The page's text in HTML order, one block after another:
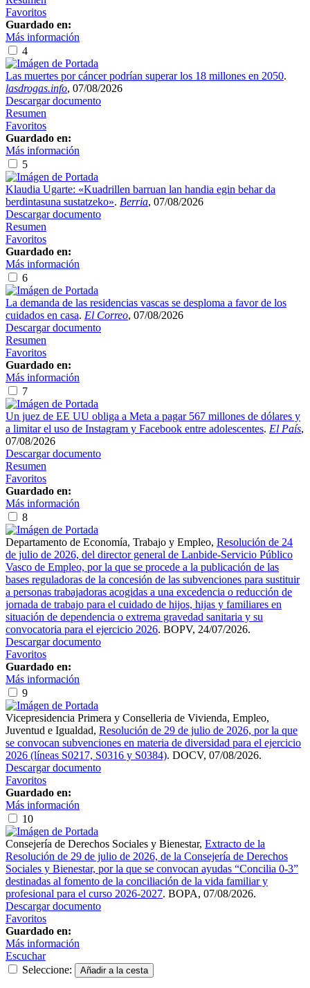
Favoritos
Guardado en:
Más información
4
Las muertes por cáncer podrían superar los 18 millones en 2050.
lasdrogas.info, 07/08/2026
Descargar documento
Resumen
Favoritos
Guardado en:
Más información
5
Klaudia Ugarte: «Kuadrillen barruan lan handia egin behar da
berdintasuna sustatzeko». Berria, 07/08/2026
Descargar documento
Resumen
Favoritos
Guardado en:
Más información
6
La demanda de las residencias vascas se desploma a favor de los
cuidados en casa. El Correo, 07/08/2026
Descargar documento
Resumen
Favoritos
Guardado en:
Más información
7
Un juez de EE UU obliga a Meta a pagar 567 millones de dólares y
a limitar el uso de Instagram y Facebook entre adolescentes. El País,
07/08/2026
Descargar documento
Resumen
Favoritos
Guardado en:
Más información
8
Departamento de Economía, Trabajo y Empleo, Resolución de 24
de julio de 2026, del director general de Lanbide-Servicio Público
Vasco de Empleo, por la que se procede a la publicación de las
bases reguladoras de la concesión de las subvenciones para sustituir
a personas trabajadoras acogidas a una excedencia o reducción de
jornada de trabajo para el cuidado de hijos, hijas y familiares en
situación de dependencia o extrema gravedad sanitaria y su
convocatoria para el ejercicio 2026. BOPV, 24/07/2026.
Descargar documento
Favoritos
Guardado en:
Más información
9
Vicepresidencia Primera y Conselleria de Vivienda, Empleo,
Juventud e Igualdad, Resolución de 29 de julio de 2026, por la que
se convocan subvenciones en materia de diversidad para el ejercicio
2026 (líneas S0217, S0316 y S0384). DOCV, 07/08/2026.
Descargar documento
Favoritos
Guardado en:
Más información
10
Consejería de Derechos Sociales y Bienestar, Extracto de la
Resolución de 29 de julio de 2026, de la Consejería de Derechos
Sociales y Bienestar, por la que se convocan ayudas “Concilia 0-3”
destinadas al fomento de la conciliación de la vida familiar y
profesional para el curso 2026-2027. BOPA, 07/08/2026.
Descargar documento
Favoritos
Guardado en:
Más información
Escuchar
Seleccione: